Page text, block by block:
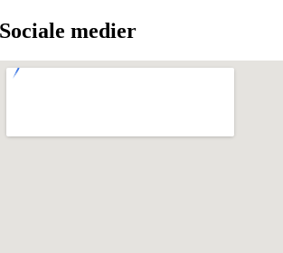
Sociale medier